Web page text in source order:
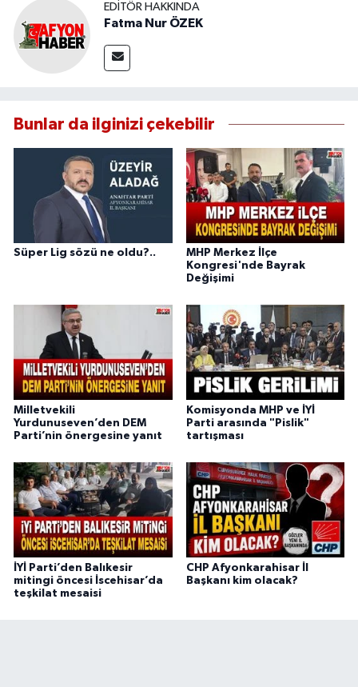
EDITÖR HAKKINDA
Fatma Nur ÖZEK
Bunlar da ilginizi çekebilir
Süper Lig sözü ne oldu?..
MHP Merkez İlçe
Kongresi'nde Bayrak
Değişimi
Milletvekili
Yurdunuseven’den DEM
Parti’nin önergesine yanıt
Komisyonda MHP ve İYİ
Parti arasında "Pislik"
tartışması
İYİ Parti’den Balıkesir
mitingi öncesi İscehisar’da
teşkilat mesaisi
CHP Afyonkarahisar İl
Başkanı kim olacak?